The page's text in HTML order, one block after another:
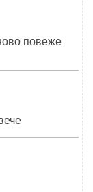
повеже